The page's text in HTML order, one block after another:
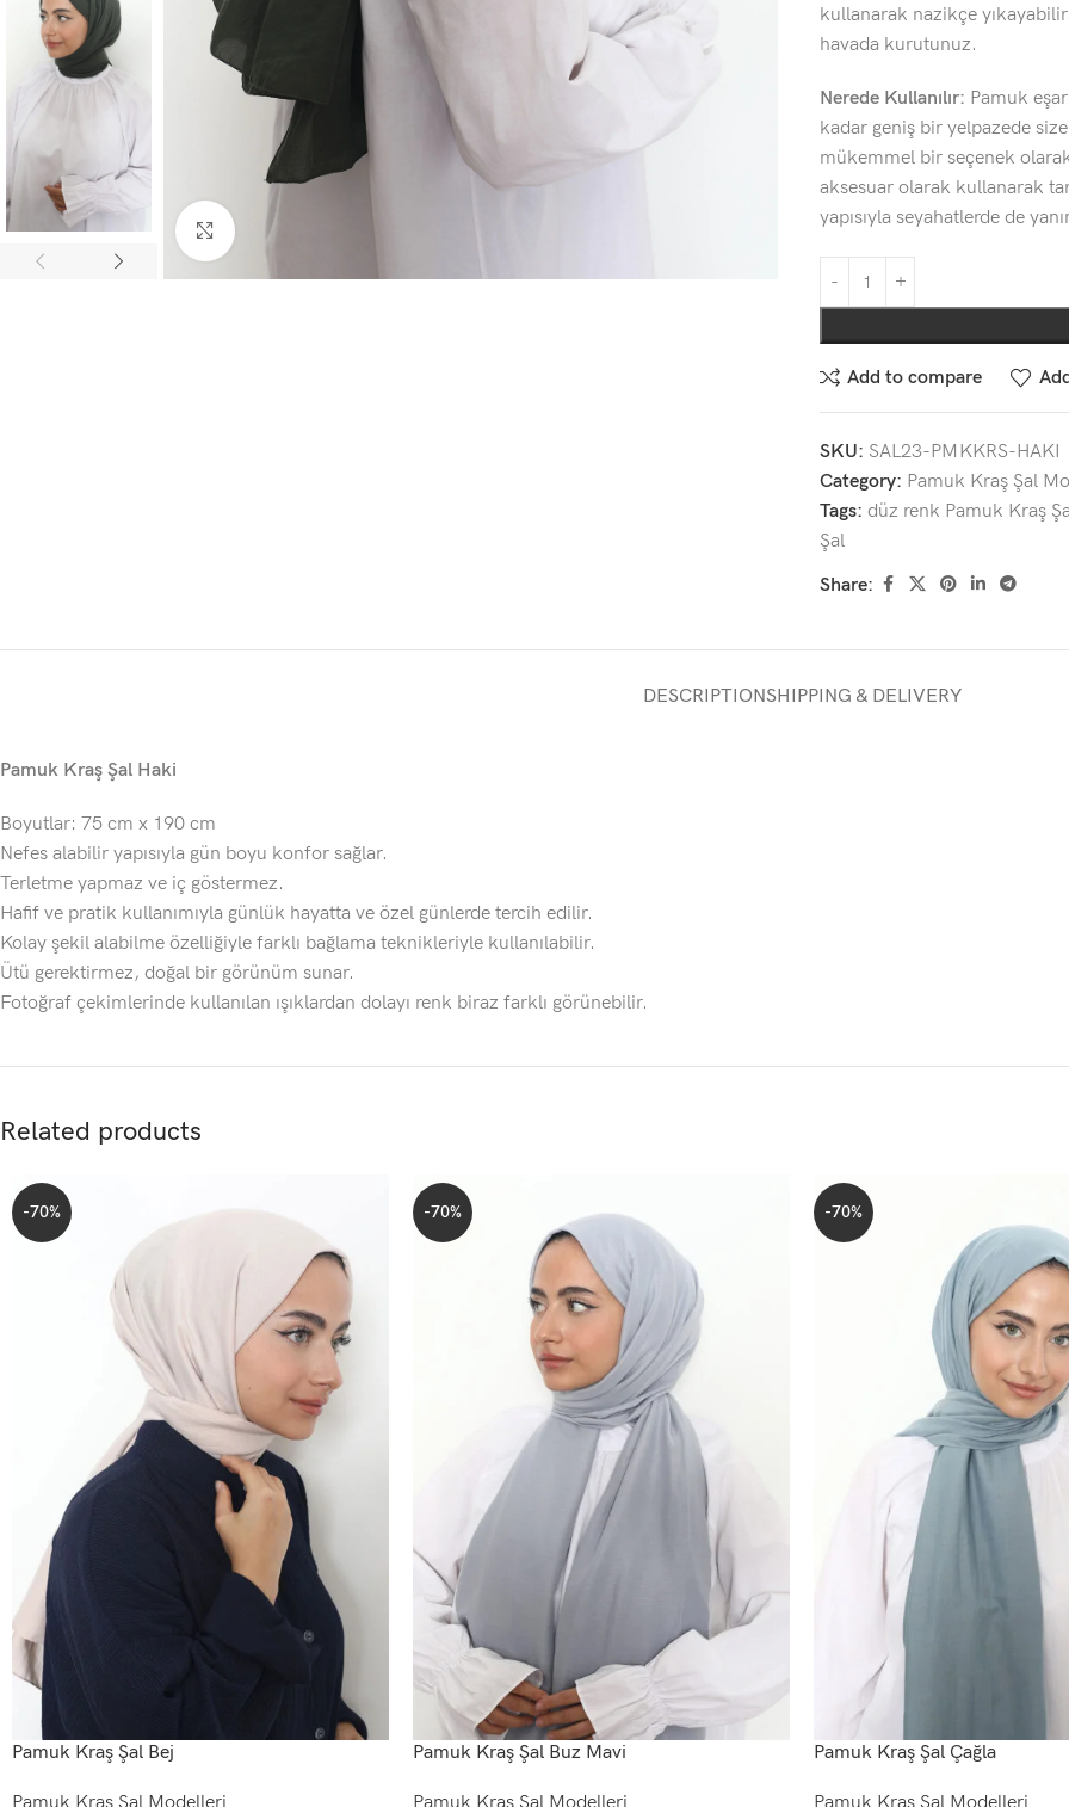
Click to enlarge
kullanarak nazikçe
havada kurutunuz.
Nerede Kullanılır: Pamuk
kadar geniş bir yelpazede
mükemmel bir seçenek
aksesuar olarak kullanarak
yapısıyla seyahatlerde de
Add to compare
SKU: SAL23-PMKKRS-HAKI
Category: Pamuk Kraş Şal
Tags: düz renk Pamuk Kraş
Şal
Share:
DESCRIPTIONSHIPPING & DELIVERY
Pamuk Kraş Şal Haki
Boyutlar: 75 cm x 190 cm
Nefes alabilir yapısıyla gün boyu konfor sağlar.
Terletme yapmaz ve iç göstermez.
Hafif ve pratik kullanımıyla günlük hayatta ve özel günlerde tercih edilir.
Kolay şekil alabilme özelliğiyle farklı bağlama teknikleriyle kullanılabilir.
Ütü gerektirmez, doğal bir görünüm sunar.
Fotoğraf çekimlerinde kullanılan ışıklardan dolayı renk biraz farklı görünebilir.
Related products
-70%
Pamuk Kraş Şal Bej
-70%
Pamuk Kraş Şal Buz Mavi
-70%
Pamuk Kraş Şal Çağla